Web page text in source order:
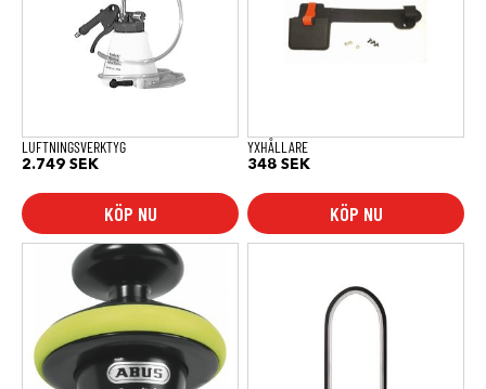
LUFTNINGSVERKTYG
2.749 SEK
KÖP NU
YXHÅLLARE
348 SEK
KÖP NU